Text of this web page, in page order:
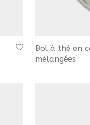
Bol à thé en
mélangées